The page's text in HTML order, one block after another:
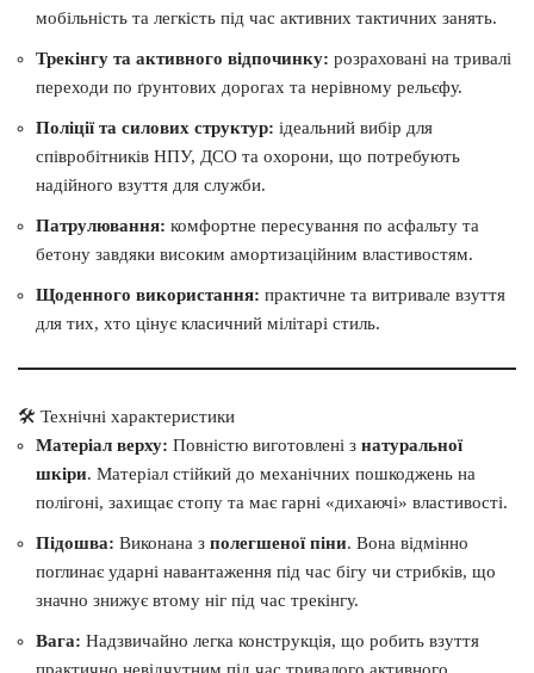
мобільність та легкість під час активних тактичних занять.
Трекінгу та активного відпочинку: розраховані на тривалі
переходи по ґрунтових дорогах та нерівному рельєфу.
Поліції та силових структур: ідеальний вибір для
співробітників НПУ, ДСО та охорони, що потребують
надійного взуття для служби.
Патрулювання: комфортне пересування по асфальту та
бетону завдяки високим амортизаційним властивостям.
Щоденного використання: практичне та витривале взуття
для тих, хто цінує класичний мілітарі стиль.
🛠 Технічні характеристики
Матеріал верху: Повністю виготовлені з натуральної
шкіри. Матеріал стійкий до механічних пошкоджень на
полігоні, захищає стопу та має гарні «дихаючі» властивості.
Підошва: Виконана з полегшеної піни. Вона відмінно
поглинає ударні навантаження під час бігу чи стрибків, що
значно знижує втому ніг під час трекінгу.
Вага: Надзвичайно легка конструкція, що робить взуття
практично невідчутним під час тривалого активного